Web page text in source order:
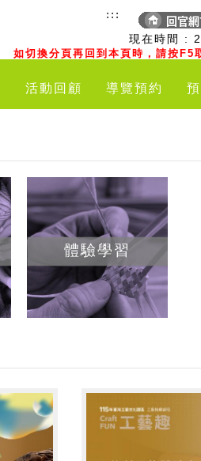
現在時間 :
如切換分頁再回到本頁時，請按F5
:::
活動回顧 導覽預約
體驗學習